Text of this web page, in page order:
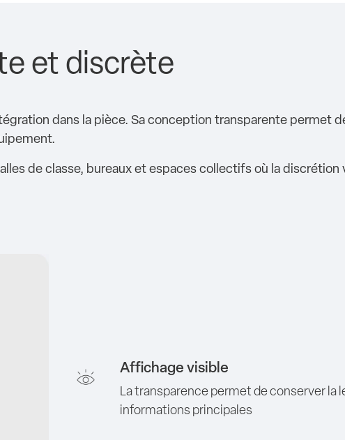
et discrète
dans la pièce. Sa conception transparente permet
de classe, bureaux et espaces collectifs où la discrétion
Affichage visible
La transparence permet de conserver la
informations principales